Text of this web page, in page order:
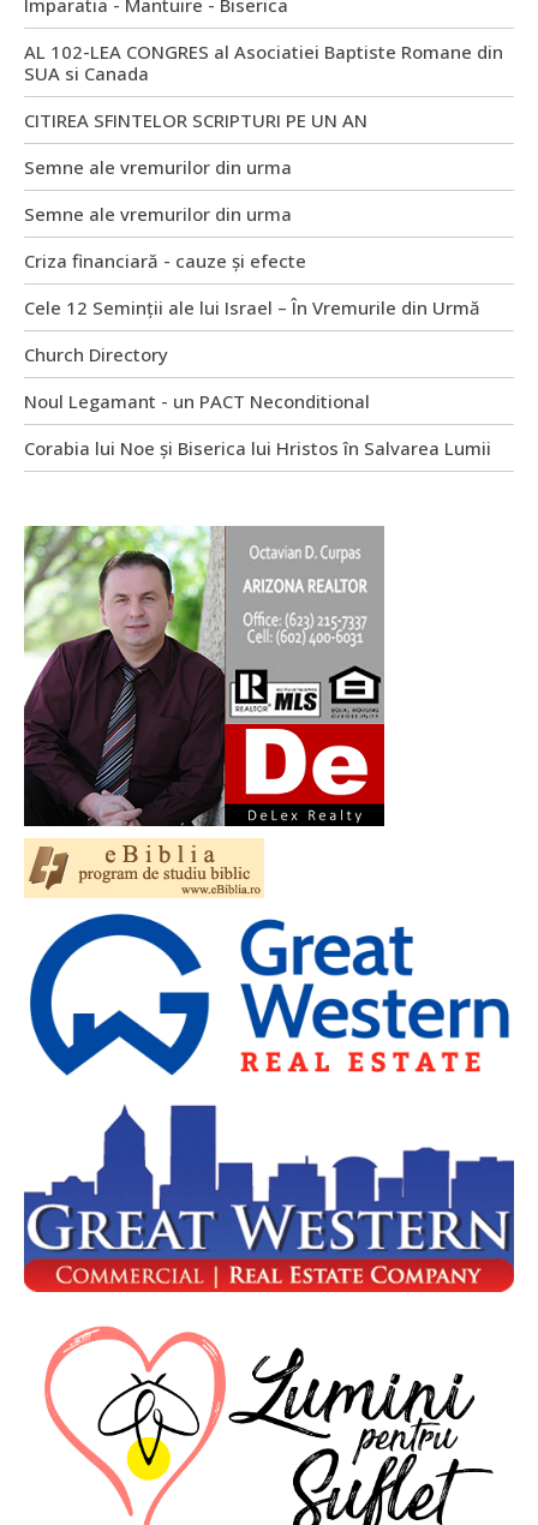
AL 102-LEA CONGRES al Asociatiei Baptiste Romane din
SUA si Canada
CITIREA SFINTELOR SCRIPTURI PE UN AN
Semne ale vremurilor din urma
Semne ale vremurilor din urma
Criza financiară - cauze și efecte
Cele 12 Seminții ale lui Israel – În Vremurile din Urmă
Church Directory
Noul Legamant - un PACT Neconditional
Corabia lui Noe și Biserica lui Hristos în Salvarea Lumii